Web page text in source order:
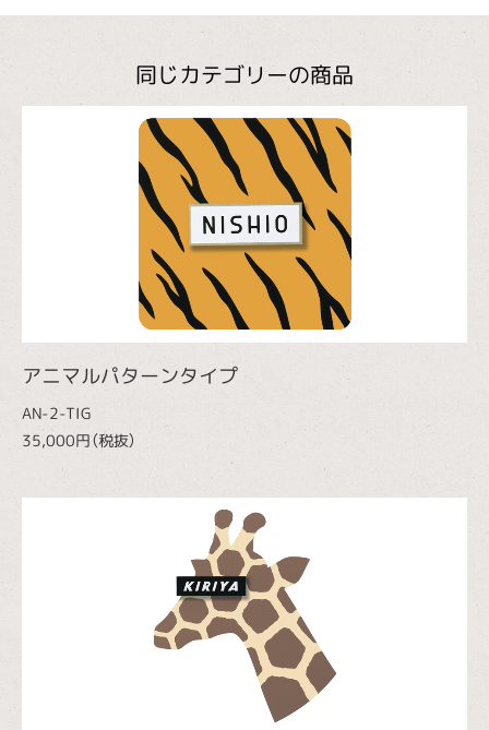
同じカテゴリーの商品
アニマルパターンタイプ
AN-2-TIG
35,000円（税抜）